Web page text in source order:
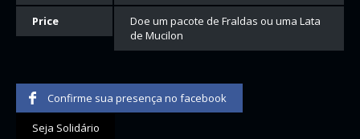
Price
Doe um pacote de Fraldas ou uma Lata
de Mucilon
Confirme sua presença no facebook
Seja Solidário